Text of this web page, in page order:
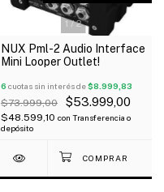
1/2
NUX Pml-2 Audio Interface
Mini Looper Outlet!
6 cuotas sin interés de$8.999,83
$73.999,00 $53.999,00
$48.599,10 con Transferencia o
depósito